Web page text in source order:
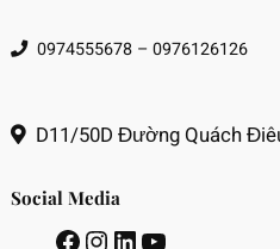
0974555678 – 0976126126
D11/50D Đường Quách
Social Media
Facebook Instagram LinkedIn Youtube